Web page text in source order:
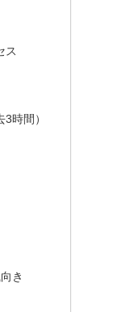
ス
時間）
き